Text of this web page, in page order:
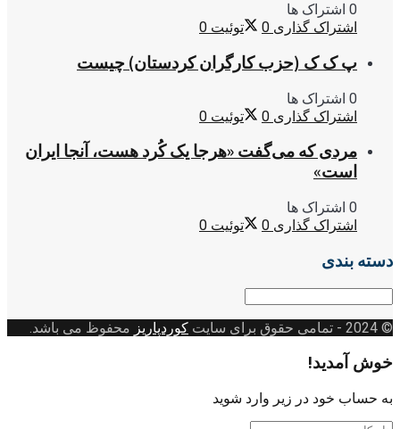
0 اشتراک ها
اشتراک گذاری 0 توئیت 0
پ ک ک (حزب کارگران کردستان) چیست
0 اشتراک ها
اشتراک گذاری 0 توئیت 0
مردی که می‌گفت «هرجا یک کُرد هست، آنجا ایران
است»
0 اشتراک ها
اشتراک گذاری 0 توئیت 0
دسته بندی
© 2024
- تمامی حقوق برای سایت کوردپاریز محفوظ می باشد.
خوش آمدید!
به حساب خود در زیر وارد شوید